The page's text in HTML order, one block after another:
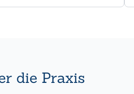
die Praxis